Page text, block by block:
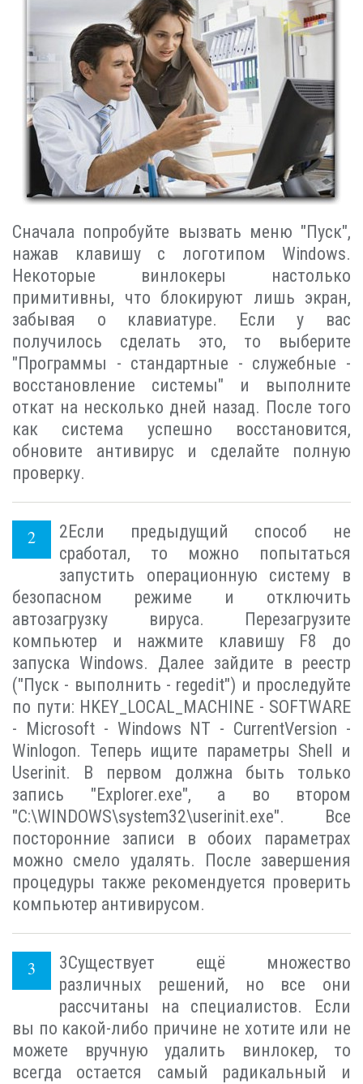
Сначала попробуйте вызвать меню "Пуск",
нажав клавишу с логотипом Windows.
Некоторые винлокеры настолько
примитивны, что блокируют лишь экран,
забывая о клавиатуре. Если у вас
получилось сделать это, то выберите
"Программы - стандартные - служебные -
восстановление системы" и выполните
откат на несколько дней назад. После того
как система успешно восстановится,
обновите антивирус и сделайте полную
проверку.
2Если предыдущий способ не
сработал, то можно попытаться
запустить операционную систему в
безопасном режиме и отключить
автозагрузку вируса. Перезагрузите
компьютер и нажмите клавишу F8 до
запуска Windows. Далее зайдите в реестр
("Пуск - выполнить - regedit") и проследуйте
по пути: HKEY_LOCAL_MACHINE - SOFTWARE
- Microsoft - Windows NT - CurrentVersion -
Winlogon. Теперь ищите параметры Shell и
Userinit. В первом должна быть только
запись "Explorer.exe", а во втором
"C:\WINDOWS\system32\userinit.exe". Все
посторонние записи в обоих параметрах
можно смело удалять. После завершения
процедуры также рекомендуется проверить
компьютер антивирусом.
3Существует ещё множество
различных решений, но все они
рассчитаны на специалистов. Если
вы по какой-либо причине не хотите или не
можете вручную удалить винлокер, то
всегда остается самый радикальный и